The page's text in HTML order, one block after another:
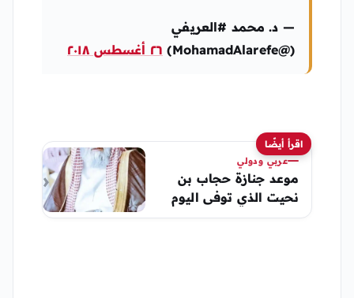
— د. محمد #العريفي
(@MohamadAlarefe)
٢٦ أغسطس ٢٠١٨
اقرأ أيضًا
عربي ودولي
موعد جنازة حجاب بن
نحيت الذي توفى اليوم